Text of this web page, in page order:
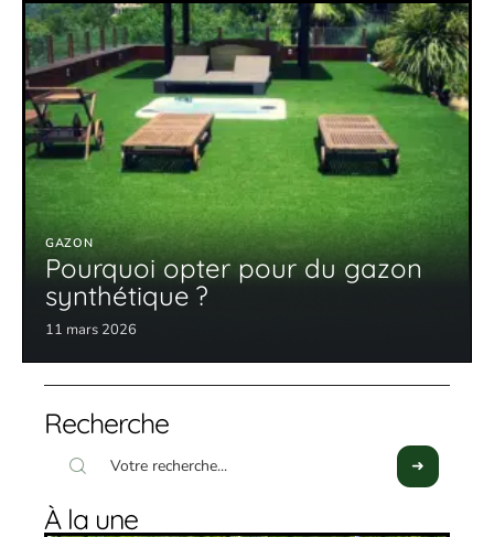
GAZON
Pourquoi opter pour du gazon
synthétique ?
11 mars 2026
Recherche
À la une